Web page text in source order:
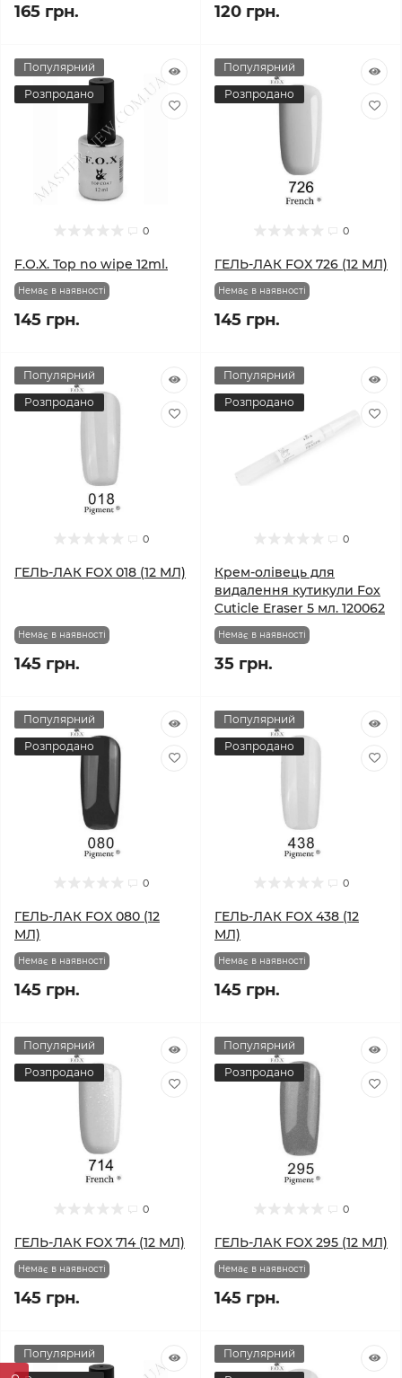
165 грн. 120 грн.
Популярний
Розпродано
0
F.O.X. Top no wipe 12ml.
Немає в наявності
145 грн.
Популярний
Розпродано
0
ГЕЛЬ-ЛАК FOX 726 (12 МЛ)
Немає в наявності
145 грн.
Популярний
Розпродано
0
ГЕЛЬ-ЛАК FOX 018 (12 МЛ)
Немає в наявності
145 грн.
Популярний
Розпродано
0
Крем-олівець для
видалення кутикули Fox
Cuticle Eraser 5 мл. 120062
Немає в наявності
35 грн.
Популярний
Розпродано
0
ГЕЛЬ-ЛАК FOX 080 (12
МЛ)
Немає в наявності
145 грн.
Популярний
Розпродано
0
ГЕЛЬ-ЛАК FOX 438 (12
МЛ)
Немає в наявності
145 грн.
Популярний
Розпродано
0
ГЕЛЬ-ЛАК FOX 714 (12 МЛ)
Немає в наявності
145 грн.
Популярний
Розпродано
0
ГЕЛЬ-ЛАК FOX 295 (12 МЛ)
Немає в наявності
145 грн.
Популярний
Популярний